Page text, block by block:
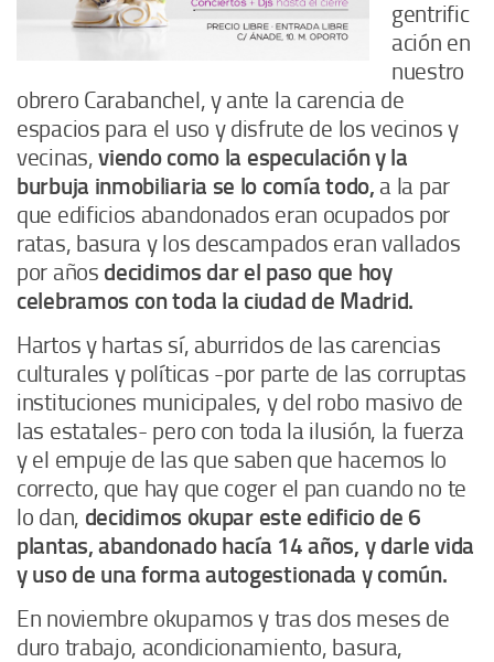
gentrific
ación en
nuestro
obrero Carabanchel, y ante la carencia de
espacios para el uso y disfrute de los vecinos y
vecinas,viendo como la especulación y la
burbuja inmobiliaria se lo comía todo, a la par
que edificios abandonados eran ocupados por
ratas, basura y los descampados eran vallados
por años decidimos dar el paso que hoy
celebramos con toda la ciudad de Madrid.
Hartos y hartas sí, aburridos de las carencias
culturales y políticas -por parte de las corruptas
instituciones municipales, y del robo masivo de
las estatales- pero con toda la ilusión, la fuerza
y el empuje de las que saben que hacemos lo
correcto, que hay que coger el pan cuando no te
lo dan, decidimos okupar este edificio de 6
plantas, abandonado hacía 14 años, y darle vida
y uso de una forma autogestionada y común.
En noviembre okupamos y tras dos meses de
duro trabajo, acondicionamiento, basura,